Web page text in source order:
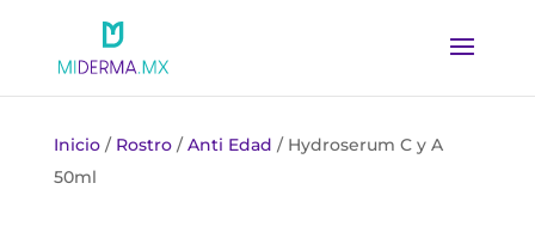
Inicio/ Rostro/Anti Edad / Hydroserum C y A
50ml